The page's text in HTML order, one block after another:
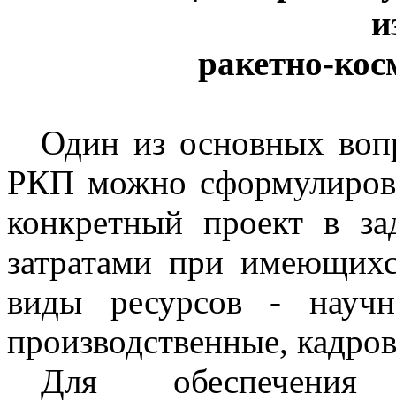
ракетно-
Один из основных
РКП можно
конкретный проект в
затратами при
виды ресурсов -
производственные,
Для обеспечения